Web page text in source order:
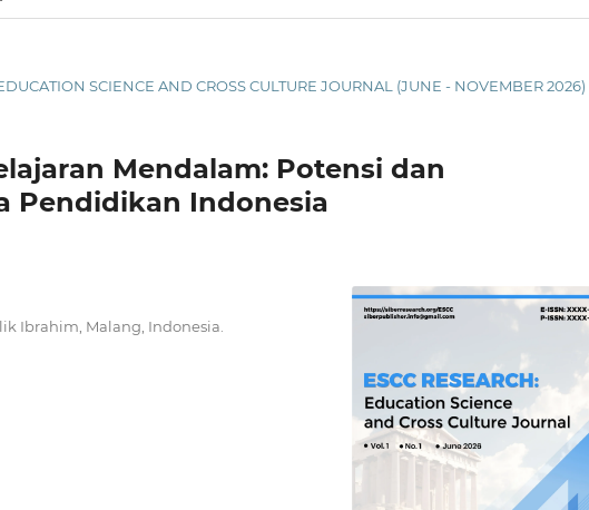
SCIENCE AND CROSS CULTURE JOURNAL (JUNE - NOVEMBER 2026)
Mendalam: Potensi dan
Pendidikan Indonesia
Ibrahim, Malang, Indonesia.